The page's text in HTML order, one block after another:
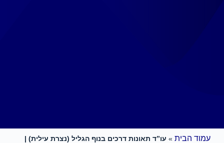
עמוד הבית» עו”ד תאונות דרכים בנוף הגליל (נצרת עילית) |